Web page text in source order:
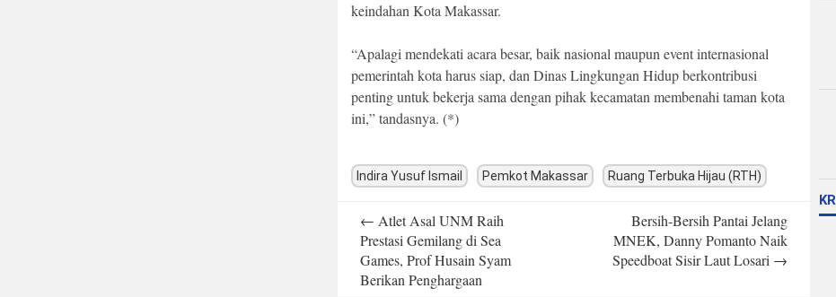
keindahan Kota Makassar.
“Apalagi mendekati acara besar, baik nasional maupun event internasional
pemerintah kota harus siap, dan Dinas Lingkungan Hidup berkontribusi
penting untuk bekerja sama dengan pihak kecamatan membenahi taman kota
ini,” tandasnya. (*)
Indira Yusuf Ismail Pemkot Makassar Ruang Terbuka Hijau (RTH)
navigation
← Atlet Asal UNM Raih
Prestasi Gemilang di Sea
Games, Prof Husain Syam
Berikan Penghargaan
Bersih-Bersih Pantai Jelang
MNEK, Danny Pomanto Naik
Speedboat Sisir Laut Losari →